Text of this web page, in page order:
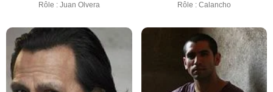
Rôle : Juan Olvera Rôle : Calancho